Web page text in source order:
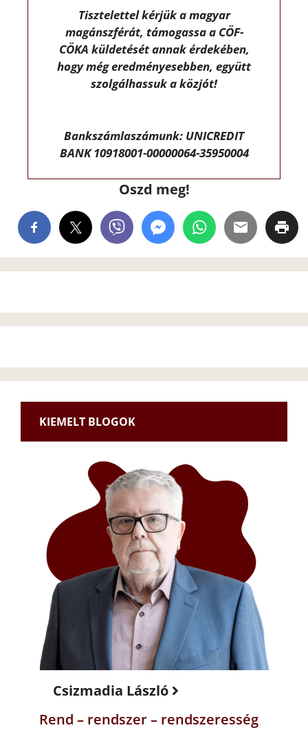
Tisztelettel kérjük a magyar
magánszférát, támogassa a CÖF-
CÖKA küldetését annak érdekében,
hogy még eredményesebben, együtt
szolgálhassuk a közjót!
Bankszámlaszámunk: UNICREDIT
BANK 10918001-00000064-35950004
Oszd meg!
KIEMELT BLOGOK
Csizmadia László
Rend – rendszer – rendszeresség